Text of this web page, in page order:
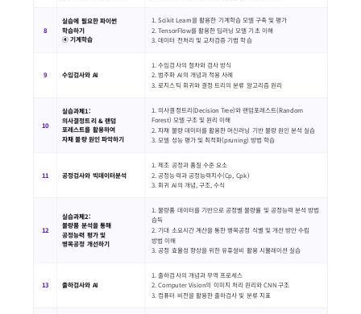
8
실습에 필요한 파이썬
학습하기
④ 기계학습
1. Scikit Learn을 활용한 기계학습 모델 구축 및 평가
2. TensorFlow를 활용한 딥러닝 모델 기초 이해
3. 데이터 전처리 및 교차검증 기법 학습
9 수입검사와 AI
1. 수입검사의 절차와 검사 방식
2. 범주화 AI의 개념과 적용 사례
3. 로지스틱 회귀와 결정 트리의 분류 알고리즘 원리
10
실습과제1:
의사결정트리 & 랜덤
포레스트를 활용하여
자재 불량 원인 파악하기
1. 의사결정트리(Decision Tree)와 랜덤포레스트(Random
Forest) 모델 구조 및 원리 이해
2. 자재 불량 데이터를 활용한 머신러닝 기반 불량 원인 분석 실습
3. 모델 성능 평가 및 최적화(pruning) 방법 학습
11 공정검사와 빅데이터분석
1. 제조 공정과 품질 수준 요소
2. 공정능력과 공정능력지수(Cp, Cpk)
3. 회귀 AI의 개념, 구조, 수식
12
실습과제2:
불량품 분석을 통해
공정능력 평가 및
병목공정 개선하기
1. 불량품 데이터를 기반으로 공정별 불량률 및 공정능력 분석 방법
습득
2. 기대 소요시간 계산을 통한 병목공정 식별 및 개선 방안 수립
방법 이해
3. 공정 효율성 향상을 위한 유휴설비 활용 시뮬레이션 실습
13 출하검사와 AI
1. 출하검사의 개념과 무역 프로세스
2. Computer Vision의 이미지 처리 원리와 CNN 구조
3. 컴퓨터 비전을 활용한 출하검사 및 분류 지표